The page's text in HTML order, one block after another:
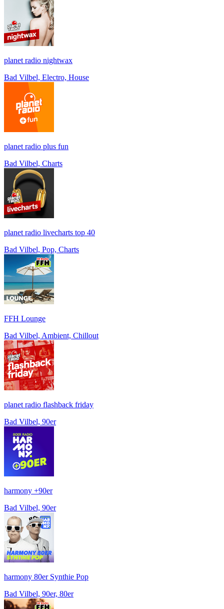
planet radio nightwax
Bad Vilbel, Electro, House
planet radio plus fun
Bad Vilbel, Charts
planet radio livecharts top 40
Bad Vilbel, Pop, Charts
FFH Lounge
Bad Vilbel, Ambient, Chillout
planet radio flashback friday
Bad Vilbel, 90er
harmony +90er
Bad Vilbel, 90er
harmony 80er Synthie Pop
Bad Vilbel, 90er, 80er